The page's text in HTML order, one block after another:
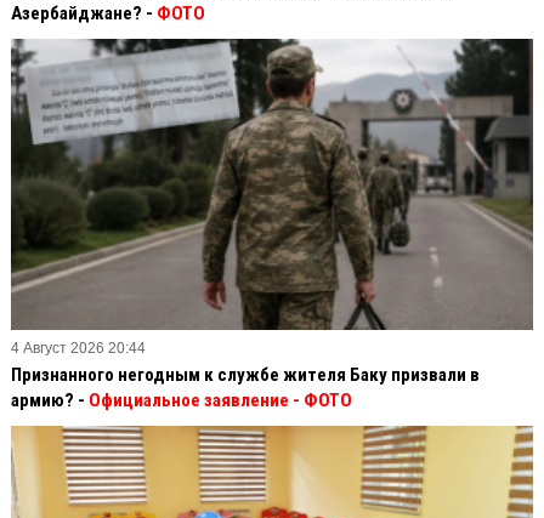
Азербайджане? - ФОТО
4 Август 2026 20:44
Признанного негодным к службе жителя Баку призвали в
армию? - Официальное заявление - ФОТО